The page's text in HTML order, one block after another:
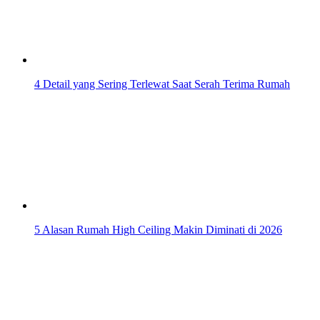
4 Detail yang Sering Terlewat Saat Serah Terima Rumah
5 Alasan Rumah High Ceiling Makin Diminati di 2026